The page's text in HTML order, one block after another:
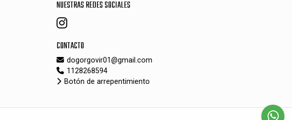
NUESTRAS REDES SOCIALES
CONTACTO
dogorgovir01@gmail.com
1128268594
Botón de arrepentimiento